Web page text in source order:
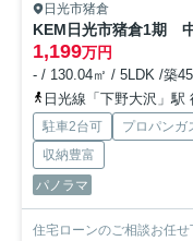
日光市猪倉
KEM日光市猪倉1期
1,199万円
- / 130.04㎡ / 5LDK /築
日光線「下野大沢」駅
駐車2台可 プロパンガ
収納豊富
パノラマ
住宅ローンのご相談お任